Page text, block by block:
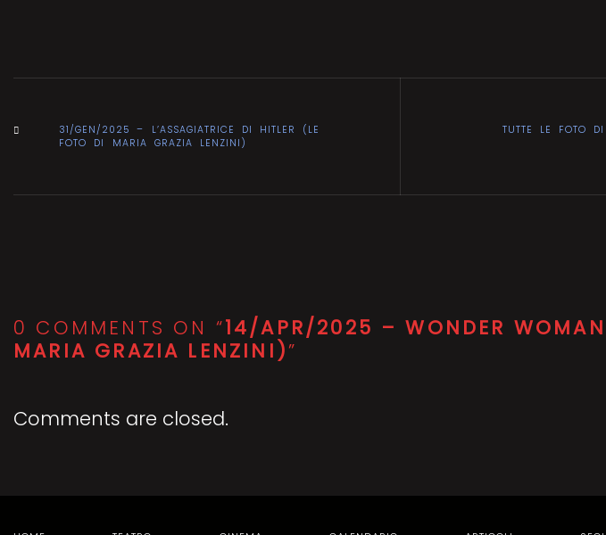
31/GEN/2025 – L’ASSAGIATRICE DI HITLER (LE
FOTO DI MARIA GRAZIA LENZINI)
TUTTE LE FOTO
0 COMMENTS ON “14/APR/2025 – WONDER
MARIA GRAZIA LENZINI)”
Comments are closed.